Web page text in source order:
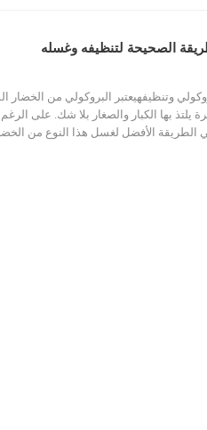
الصحيحة لتنظيفه وغسله
وتنظيفهيعتبر البروكولي من الخضار
يلتذ بها الكبار والصغار بلا شك. على
الطريقة الأفضل لغسل هذا النوع من